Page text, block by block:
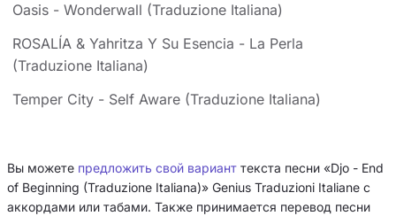
Oasis - Wonderwall (Traduzione Italiana)
ROSALÍA & Yahritza Y Su Esencia - La Perla
(Traduzione Italiana)
Temper City - Self Aware (Traduzione Italiana)
Вы можете предложить свой вариант текста песни «Djo - End
of Beginning (Traduzione Italiana)» Genius Traduzioni Italiane с
аккордами или табами. Также принимается перевод песни